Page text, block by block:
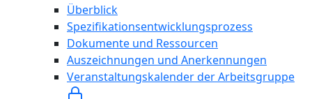
Überblick
Spezifikationsentwicklungsprozess
Dokumente und Ressourcen
Auszeichnungen und Anerkennungen
Veranstaltungskalender der Arbeitsgruppe